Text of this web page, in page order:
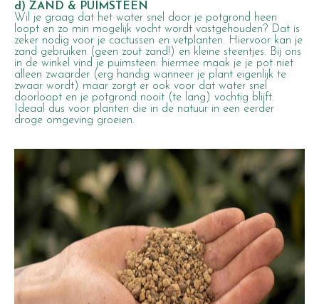
d) ZAND & PUIMSTEEN
Wil je graag dat het water snel door je potgrond heen
loopt en zo min mogelijk vocht wordt vastgehouden? Dat is
zeker nodig voor je cactussen en vetplanten. Hiervoor kan je
zand gebruiken (geen zout zand!) en kleine steentjes. Bij ons
in de winkel vind je puimsteen: hiermee maak je je pot niet
alleen zwaarder (erg handig wanneer je plant eigenlijk te
zwaar wordt) maar zorgt er ook voor dat water snel
doorloopt en je potgrond nooit (te lang) vochtig blijft.
Ideaal dus voor planten die in de natuur in een eerder
droge omgeving groeien.